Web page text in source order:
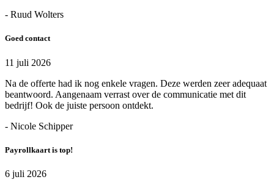
- Ruud Wolters
Goed contact
11 juli 2026
Na de offerte had ik nog enkele vragen. Deze werden zeer adequaat
beantwoord. Aangenaam verrast over de communicatie met dit
bedrijf! Ook de juiste persoon ontdekt.
- Nicole Schipper
Payrollkaart is top!
6 juli 2026